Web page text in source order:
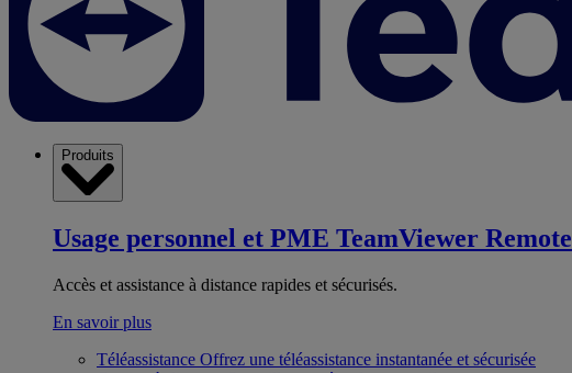
Produits
Usage personnel et PME TeamViewer Remote
Accès et assistance à distance rapides et sécurisés.
En savoir plus
Téléassistance Offrez une téléassistance instantanée et sécurisée